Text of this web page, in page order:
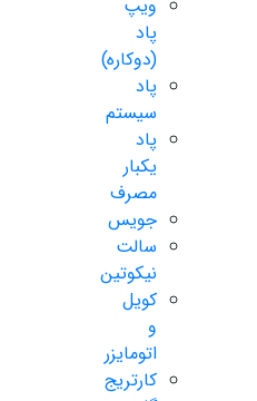
ویپ
پاد
(دوکاره)
پاد
سیستم
پاد
یکبار
مصرف
جویس
سالت
نیکوتین
کویل
و
اتومایزر
کارتریج